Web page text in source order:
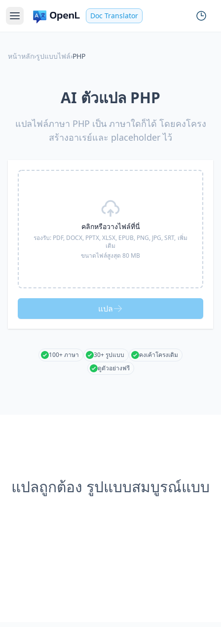
Doc Translator
หน้าหลัก›รูปแบบไฟล์›PHP
AI ตัวแปล PHP
แปลไฟล์ภาษา PHP เป็น ภาษาใดก็ได้ โดยคงโครง
สร้างอาเรย์และ placeholder ไว้
คลิกหรือวางไฟล์ที่นี่
รองรับ: PDF, DOCX, PPTX, XLSX, EPUB, PNG, JPG, SRT, เพิ่ม
เติม
ขนาดไฟล์สูงสุด 80 MB
แปล
100+ ภาษา 30+ รูปแบบ
คงเค้าโครงเดิม
ดูตัวอย่างฟรี
แปลถูกต้อง รูปแบบสมบูรณ์แบบ